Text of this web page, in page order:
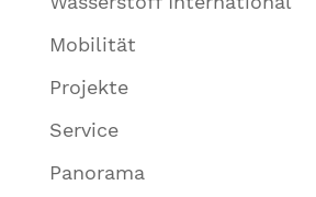
Mobilität
Projekte
Service
Panorama